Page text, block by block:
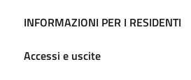
INFORMAZIONI PER I RESIDENTI
Accessi e uscite